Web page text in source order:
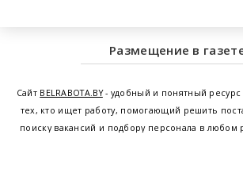
Размещение в
Сайт BELRABOTA.BY- удобный и понятный ресурс
тех, кто ищет работу, помогающий решить
поиску вакансий и подбору персонала в любом